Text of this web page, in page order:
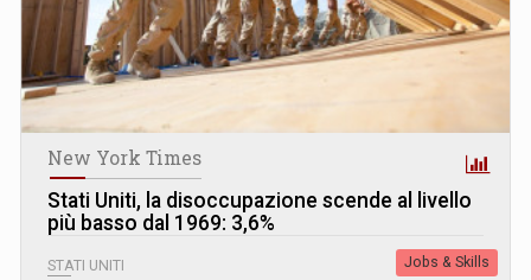
New York Times
Stati Uniti, la disoccupazione scende al livello
più basso dal 1969: 3,6%
STATI UNITI Jobs & Skills